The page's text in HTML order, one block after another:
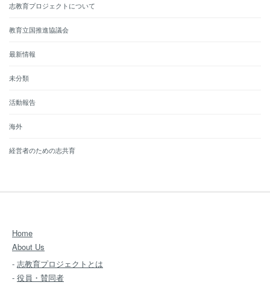
志教育プロジェクトについて
教育立国推進協議会
最新情報
未分類
活動報告
海外
経営者のための志共育
Home
About Us
- 志教育プロジェクトとは
- 役員・賛同者